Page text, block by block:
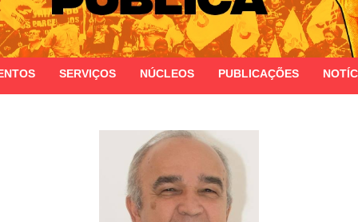
SERVIÇOS NÚCLEOS PUBLICAÇÕES